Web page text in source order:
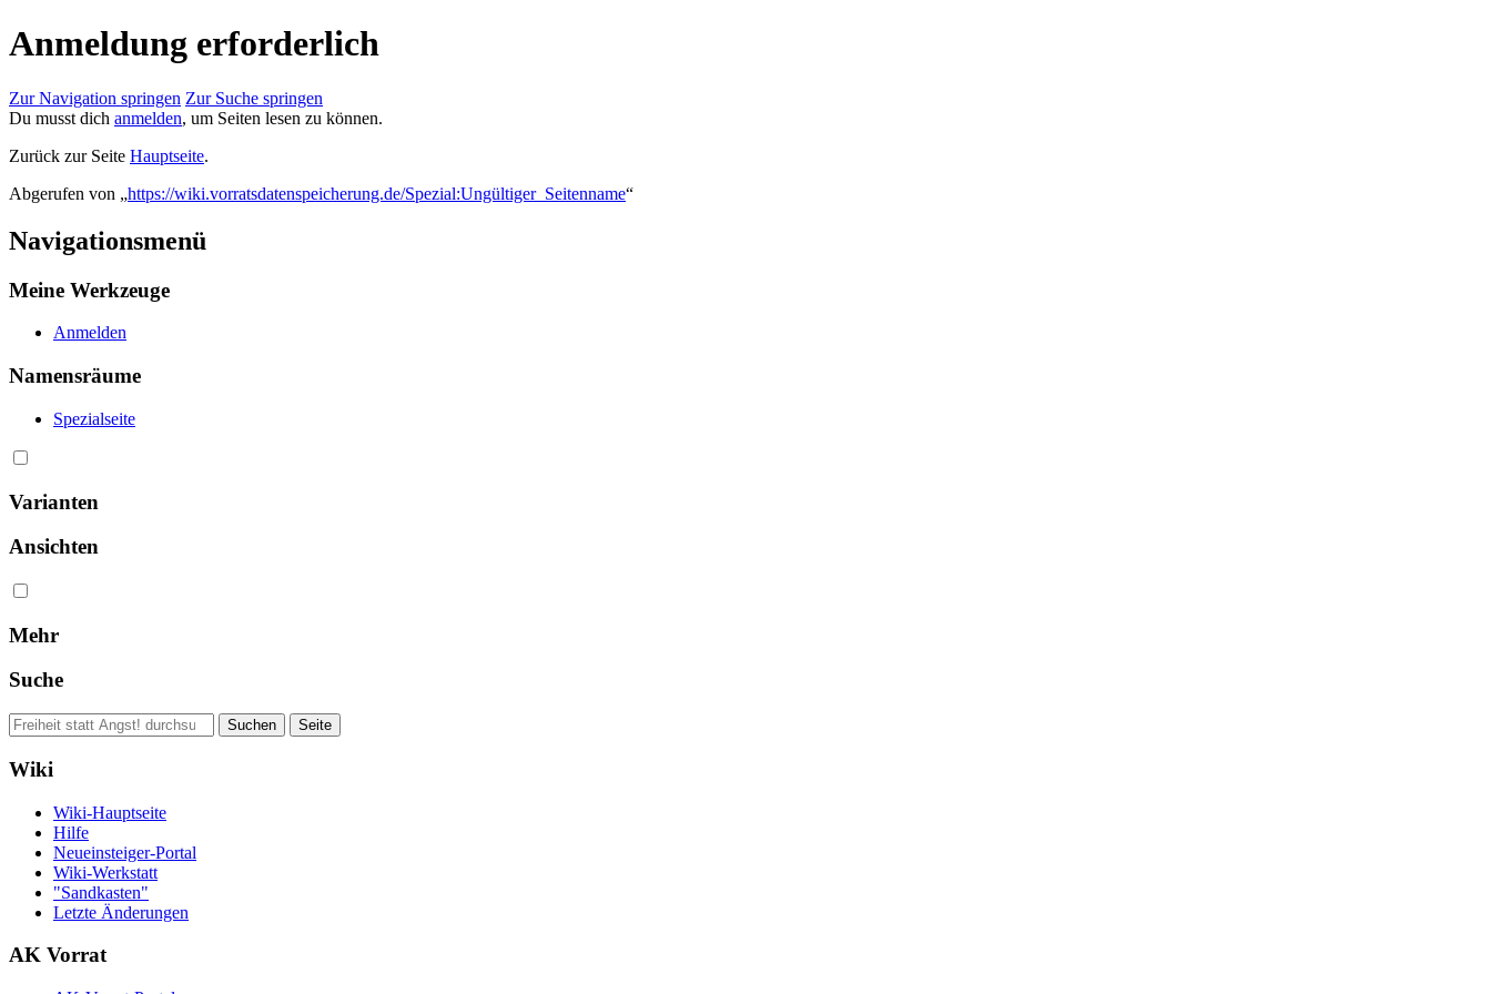
Anmeldung erforderlich
Zur Navigation springen Zur Suche springen
Du musst dich anmelden, um Seiten lesen zu können.
Zurück zur Seite Hauptseite.
Abgerufen von „https://wiki.vorratsdatenspeicherung.de/Spezial:Ungültiger_Seitenname“
Navigationsmenü
Meine Werkzeuge
Anmelden
Namensräume
Spezialseite
Varianten
Ansichten
Mehr
Suche
Wiki
Wiki-Hauptseite
Hilfe
Neueinsteiger-Portal
Wiki-Werkstatt
"Sandkasten"
Letzte Änderungen
AK Vorrat